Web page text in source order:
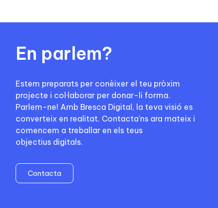
En parlem?
Estem preparats per conèixer el teu pròxim
projecte i col·laborar per donar-li forma.
Parlem-ne! Amb Bresca Digital, la teva visió es
converteix en realitat. Contacta'ns ara mateix i
comencem a treballar en els teus
objectius digitals.
Contacta